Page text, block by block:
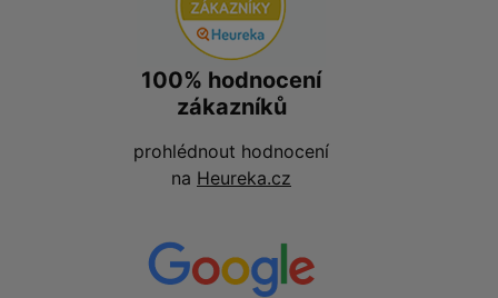
100% hodnocení
zákazníků
prohlédnout hodnocení
na Heureka.cz